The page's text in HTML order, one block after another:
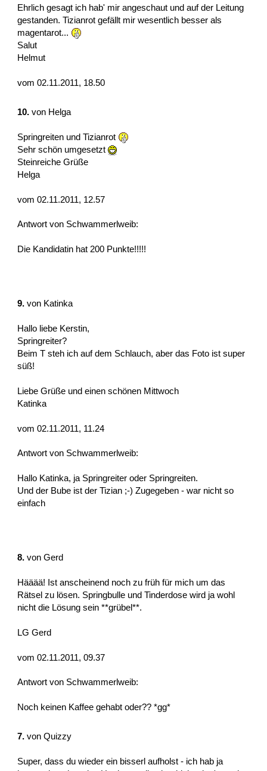
Ehrlich gesagt ich hab' mir angeschaut und auf der Leitung
gestanden. Tizianrot gefällt mir wesentlich besser als
magentarot...
Salut
Helmut
vom 02.11.2011, 18.50
10. von Helga
Springreiten und Tizianrot
Sehr schön umgesetzt
Steinreiche Grüße
Helga
vom 02.11.2011, 12.57
Antwort von Schwammerlweib:
Die Kandidatin hat 200 Punkte!!!!!
9. von Katinka
Hallo liebe Kerstin,
Springreiter?
Beim T steh ich auf dem Schlauch, aber das Foto ist super
süß!
Liebe Grüße und einen schönen Mittwoch
Katinka
vom 02.11.2011, 11.24
Antwort von Schwammerlweib:
Hallo Katinka, ja Springreiter oder Springreiten.
Und der Bube ist der Tizian ;-) Zugegeben - war nicht so
einfach
8. von Gerd
Hääää! Ist anscheinend noch zu früh für mich um das
Rätsel zu lösen. Springbulle und Tinderdose wird ja wohl
nicht die Lösung sein **grübel**.
LG Gerd
vom 02.11.2011, 09.37
Antwort von Schwammerlweib:
Noch keinen Kaffee gehabt oder?? *gg*
7. von Quizzy
Super, dass du wieder ein bisserl aufholst - ich hab ja